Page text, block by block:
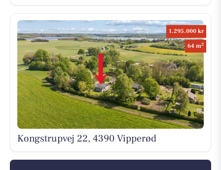
1.295.000 kr
64 m2
Kongstrupvej 22, 4390 Vipperød